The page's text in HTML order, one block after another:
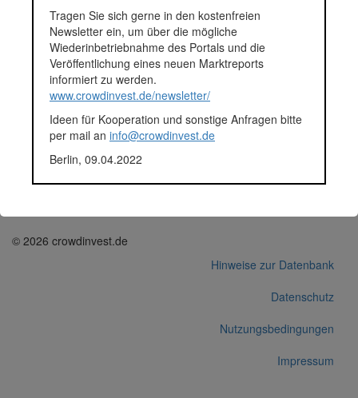
Segment
Immobilien
Anlagestatus
Zurückgezahlt
Plattform
Exporo
Projektentwickler
Unternehmensgruppe DFK
zurückgezahlt (Abruf der
Webseite am 01.03.2019)
Korrekturen / Updates übermitteln
Alle Angaben ohne Gewähr auf Vollständigkeit und Richtigkeit.
© 2026 crowdinvest.de
Hinweise zur Datenbank
Datenschutz
Nutzungsbedingungen
Impressum
Tragen Sie sich gerne in den kostenfreien
Newsletter ein, um über die mögliche
Wiederinbetriebnahme des Portals und die
Veröffentlichung eines neuen Marktreports
informiert zu werden.
www.crowdinvest.de/newsletter/
Ideen für Kooperation und sonstige Anfragen bitte
per mail an info@crowdinvest.de
Berlin, 09.04.2022